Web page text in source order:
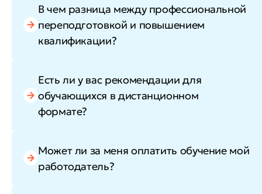
В чем разница между профессиональной
переподготовкой и повышением
квалификации?
Есть ли у вас рекомендации для
обучающихся в дистанционном
формате?
Может ли за меня оплатить обучение мой
работодатель?